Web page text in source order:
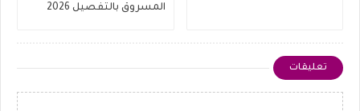
المسروق بالتفصيل 2026
تعليقات